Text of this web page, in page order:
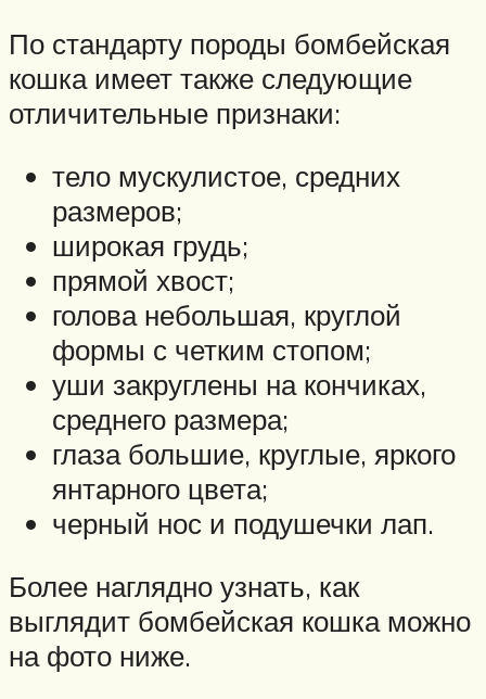
По стандарту породы бомбейская
кошка имеет также следующие
отличительные признаки:
тело мускулистое, средних
размеров;
широкая грудь;
прямой хвост;
голова небольшая, круглой
формы с четким стопом;
уши закруглены на кончиках,
среднего размера;
глаза большие, круглые, яркого
янтарного цвета;
черный нос и подушечки лап.
Более наглядно узнать, как
выглядит бомбейская кошка можно
на фото ниже.